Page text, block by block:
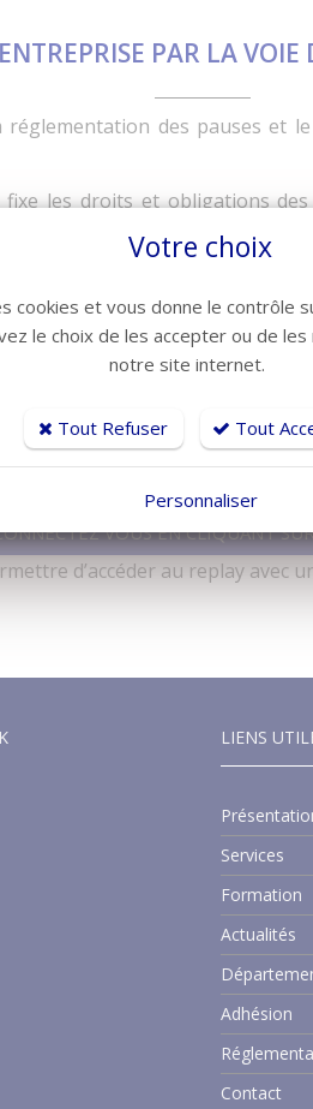
PAR LA
des pauses et
les droits et obligations
salariés présents dans
du règlement intérieur,
services portant des
libre : il doit être
au fil du temps. Il est
;
VOUS EN CLIQUANT
d’accéder au replay avec un
LIENS
Services
Formation
Actualités
Adhésion
Contact
Votre choix
cookies et vous donne le contrôle
le choix de les accepter ou de
notre site internet.
Tout Refuser Tout
Personnaliser